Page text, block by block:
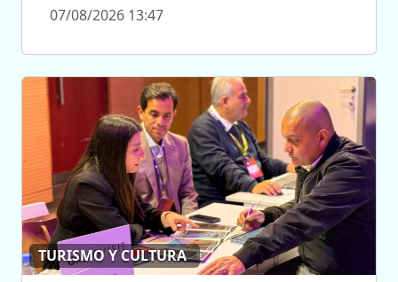
07/08/2026 13:47
TURISMO Y CULTURA